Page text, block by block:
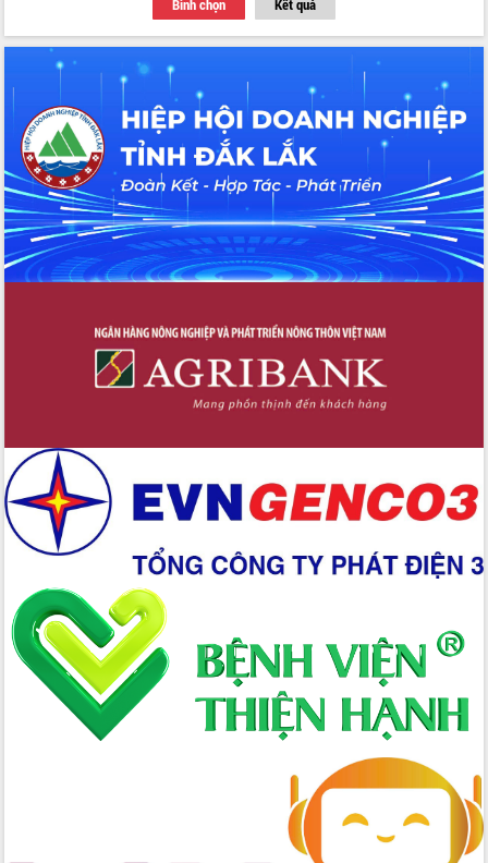
Thứ trưởng Bộ Y tế làm việc với tỉnh
Đắk Lắk về phát triển nhân lực y tế
cho trạm y tế cấp xã
Du lịch Đắk Lắk nâng tầm trải nghiệm
du khách thông qua Hệ thống cơ sở dữ
liệu và Bản đồ số
Tập huấn ứng dụng trí tuệ nhân tạo (AI)
trong thương mại điện tử năm 2026
Đoàn đại biểu Quốc hội tỉnh Đắk Lắk
trao đổi thông tin trước Kỳ họp thứ
nhất, Quốc hội khóa XVI
Quyết liệt cải cách hành chính, khơi
Nâng cao hiệu lực, hiệu quả HĐND
tỉnh thông qua hiện đại hóa hành chính
Xã Ea Phê gắn cải cách hành chính với
Hồ Thị Nguyên Thảo làm việc tại Trung
tâm Phục vụ hành chính công xã Ea
Xây dựng nền hành chính số đồng
hành cùng nông dân dân, doanh nghiệp
Giai đoạn 2026-2030, Đắk Lắk phấn
đấu có 77% xã đạt chuẩn nông thôn
mới
Chuyển đổi số 'mở đường' cho nông
nghiệp Đắk Lắk tăng trưởng bứt phá
Triển khai đồng bộ đo đạc, lập hồ sơ
địa chính, hoàn thiện cơ sở dữ liệu đất
Bình chọn Kết quả